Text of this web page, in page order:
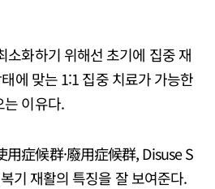
소화하기 위해선 초기에 집중 재
에 맞는 1:1 집중 치료가 가능한
는 이유다.
用症候群·廢用症候群, Disuse S
기 재활의 특징을 잘 보여준다.